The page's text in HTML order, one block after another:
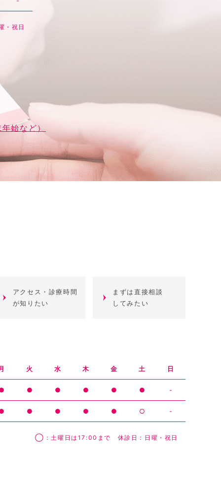
祝日
始など）
アクセス・診療時間
が知りたい
まずは直接相談
してみたい
火 水 木 金 土 日
● ● ● ● ● -
● ● ● ● ○ -
◯：土曜日は17:00まで 休診日：日曜・祝日